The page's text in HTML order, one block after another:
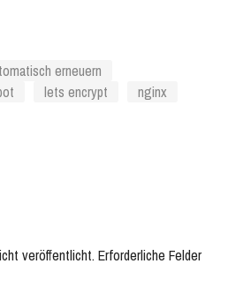
erneuern
lets encrypt nginx
veröffentlicht. Erforderliche Felder